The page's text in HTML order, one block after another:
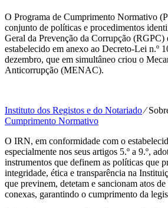
O Programa de Cumprimento Normativo
conjunto de políticas e procedimentos
Geral da Prevenção da Corrupção (RGPC)
estabelecido em anexo ao Decreto-Lei n.º
dezembro, que em simultâneo criou o
Anticorrupção (MENAC).
Instituto dos Registos e do Notariado⁄
Cumprimento Normativo
O IRN, em conformidade com o
especialmente nos seus artigos 5.º a 9.º,
instrumentos que definem as políticas que
integridade, ética e transparência na
que previnem, detetam e sancionam atos
conexas, garantindo o cumprimento da